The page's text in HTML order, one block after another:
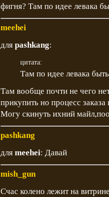
фигня? Там по идее левака
meehei
для pashkang:
цитата:
Там по идее левака
Там вообще почти не чего
прикупить но процесс
Могу скинуть ихний
pashkang
для meehei: Давай
mish_gun
Счас колено лежит на